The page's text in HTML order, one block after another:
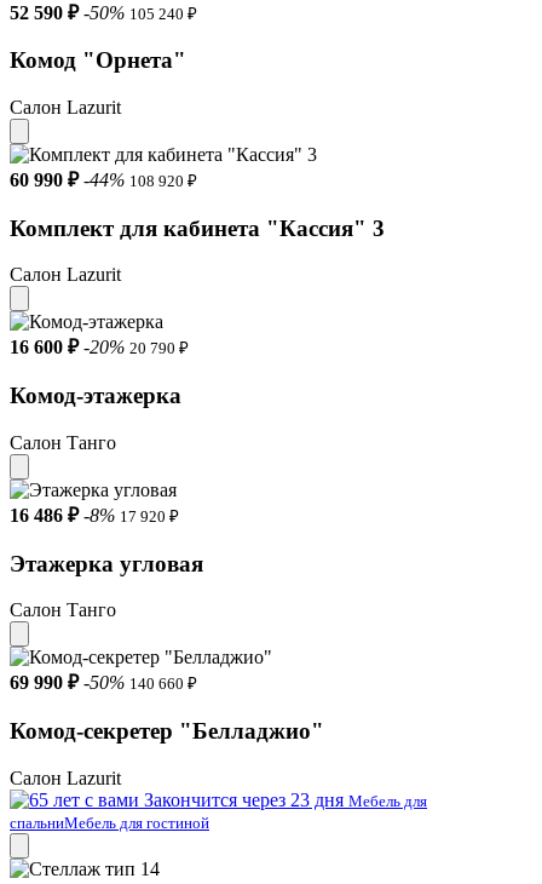
52 590 ₽ -50% 105 240 ₽
Комод "Орнета"
Салон Lazurit
60 990 ₽ -44% 108 920 ₽
Комплект для кабинета "Кассия" 3
Салон Lazurit
16 600 ₽ -20% 20 790 ₽
Комод-этажерка
Салон Танго
16 486 ₽ -8% 17 920 ₽
Этажерка угловая
Салон Танго
69 990 ₽ -50% 140 660 ₽
Комод-секретер "Белладжио"
Салон Lazurit
Закончится через 23 дня Мебель для
спальниМебель для гостиной